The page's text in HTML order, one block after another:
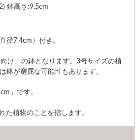
鉢高さ:9.5cm
径7.4cm）付き。
け」の鉢となります。3号サイズの植
鉢が窮屈な可能性もあります。
」です。
た植物のことを指します。